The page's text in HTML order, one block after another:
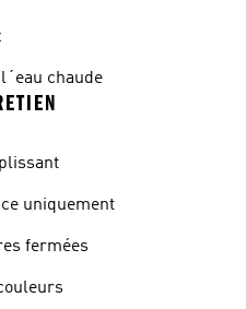
chaude
uniquement
fermées